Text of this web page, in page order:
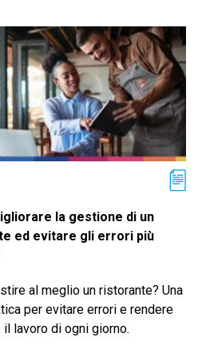
la gestione di un
ed evitare gli errori più
al meglio un ristorante? Una
per evitare errori e rendere
lavoro di ogni giorno.